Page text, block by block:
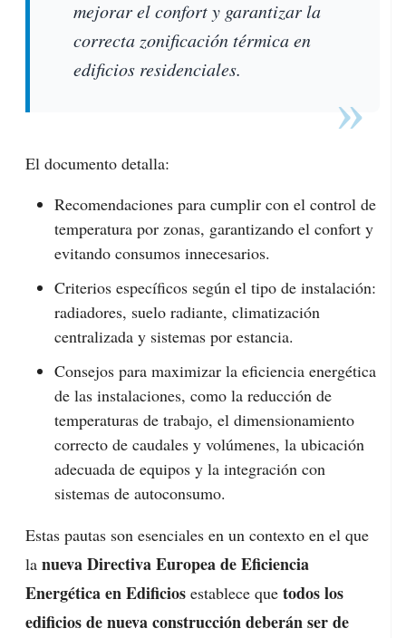
mejorar el confort y garantizar la
correcta zonificación térmica en
edificios residenciales.
El documento detalla:
Recomendaciones para cumplir con el control de
temperatura por zonas, garantizando el confort y
evitando consumos innecesarios.
Criterios específicos según el tipo de instalación:
radiadores, suelo radiante, climatización
centralizada y sistemas por estancia.
Consejos para maximizar la eficiencia energética
de las instalaciones, como la reducción de
temperaturas de trabajo, el dimensionamiento
correcto de caudales y volúmenes, la ubicación
adecuada de equipos y la integración con
sistemas de autoconsumo.
Estas pautas son esenciales en un contexto en el que
la nueva Directiva Europea de Eficiencia
Energética en Edificios establece que todos los
edificios de nueva construcción deberán ser de